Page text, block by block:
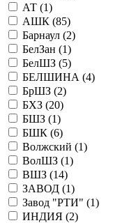
АТ (1)
АШК (85)
Барнаул (2)
БелЗан (1)
БелШЗ (5)
БЕЛШИНА (4)
БрШЗ (2)
БХЗ (20)
БШЗ (1)
БШК (6)
Волжский (1)
ВолШЗ (1)
ВШЗ (14)
ЗАВОД (1)
Завод "РТИ" (1)
ИНДИЯ (2)